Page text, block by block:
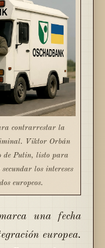
contrarrestar la
Viktor Orbán
de Putin, listo para
los intereses
europeos.
una fecha
europea.